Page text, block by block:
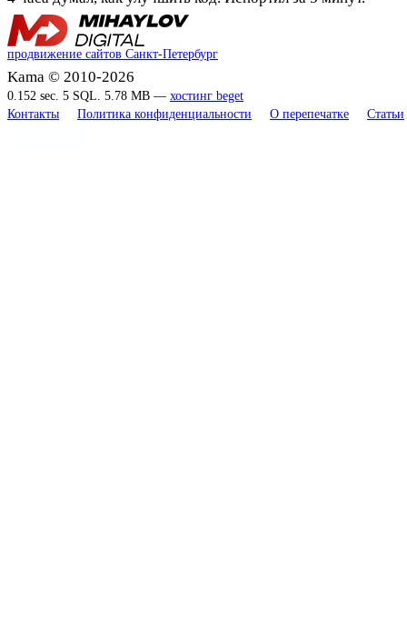
продвижение сайтов Санкт-Петербург
Kama © 2010-2026
0.152 sec. 5 SQL. 5.78 MB — хостинг beget
Контакты
Политика конфиденциальности О перепечатке Статьи